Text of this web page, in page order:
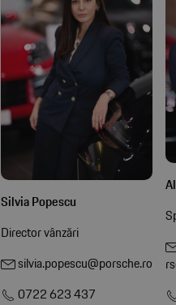
Silvia Popescu
Director vânzări
silvia.popescu@porsche.ro
0722 623 437